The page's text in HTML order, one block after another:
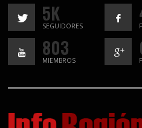
5K
SEGUIDORES
803
MIEMBROS